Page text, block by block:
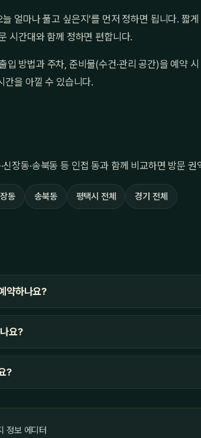
얼마나 풀고 싶은지’를 먼저 정하면 됩니다. 짧
시간대와 함께 정하면 편합니다.
입 방법과 주차, 준비물(수건·관리 공간)을 예약
간을 아낄 수 있습니다.
신장동·송북동 등 인접 동과 함께 비교하면 방문
동 송북동 평택시 전체 경기 전체
약하나요?
요?
?
정보 에디터